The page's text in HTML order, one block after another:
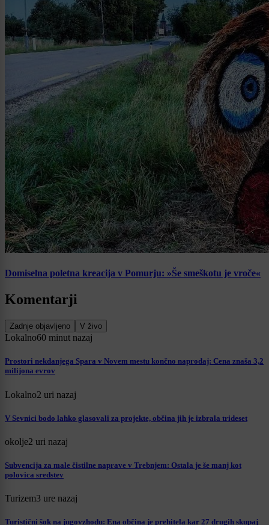
Domiselna poletna kreacija v Pomurju: »Še smeškotu je vroče«
Komentarji
Zadnje objavljeno V živo
Lokalno60 minut nazaj
Prostori nekdanjega Spara v Novem mestu končno naprodaj: Cena znaša 3,2
milijona evrov
Lokalno2 uri nazaj
V Sevnici bodo lahko glasovali za projekte, občina jih je izbrala trideset
okolje2 uri nazaj
Subvencija za male čistilne naprave v Trebnjem: Ostala je še manj kot
polovica sredstev
Turizem3 ure nazaj
Turistični šok na jugovzhodu: Ena občina je prehitela kar 27 drugih skupaj